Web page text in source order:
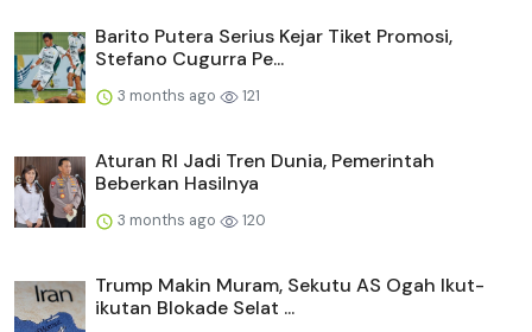
Barito Putera Serius Kejar Tiket Promosi,
Stefano Cugurra Pe...
3 months ago 121
Aturan RI Jadi Tren Dunia, Pemerintah
Beberkan Hasilnya
3 months ago 120
Trump Makin Muram, Sekutu AS Ogah Ikut-
ikutan Blokade Selat ...